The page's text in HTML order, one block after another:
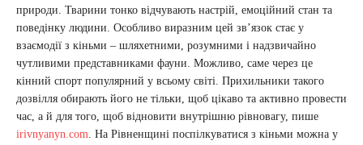
природи. Тварини тонко відчувають настрій, емоційний стан та
поведінку людини. Особливо виразним цей зв’язок стає у
взаємодії з кіньми – шляхетними, розумними і надзвичайно
чутливими представниками фауни. Можливо, саме через це
кінний спорт популярний у всьому світі. Прихильники такого
дозвілля обирають його не тільки, щоб цікаво та активно провести
час, а й для того, щоб відновити внутрішню рівновагу, пише
irivnyanyn.com. На Рівненщині поспілкуватися з кіньми можна у